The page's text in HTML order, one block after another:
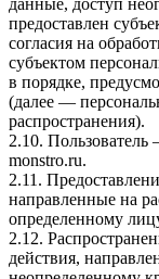
данные, доступ
предоставлен
согласия на
субъектом
в порядке,
(далее —
распространения).
2.10. Пользователь
monstro.ru.
2.11.
направленные на
определенному
2.12.
действия,